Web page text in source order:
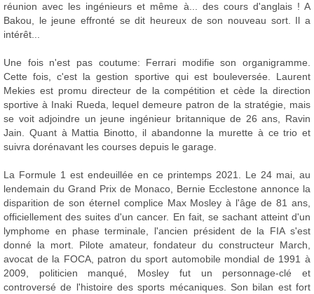
réunion avec les ingénieurs et même à... des cours d'anglais ! A
Bakou, le jeune effronté se dit heureux de son nouveau sort. Il a
intérêt...
Une fois n'est pas coutume: Ferrari modifie son organigramme.
Cette fois, c'est la gestion sportive qui est bouleversée. Laurent
Mekies est promu directeur de la compétition et cède la direction
sportive à Inaki Rueda, lequel demeure patron de la stratégie, mais
se voit adjoindre un jeune ingénieur britannique de 26 ans, Ravin
Jain. Quant à Mattia Binotto, il abandonne la murette à ce trio et
suivra dorénavant les courses depuis le garage.
La Formule 1 est endeuillée en ce printemps 2021. Le 24 mai, au
lendemain du Grand Prix de Monaco, Bernie Ecclestone annonce la
disparition de son éternel complice Max Mosley à l'âge de 81 ans,
officiellement des suites d'un cancer. En fait, se sachant atteint d'un
lymphome en phase terminale, l'ancien président de la FIA s'est
donné la mort. Pilote amateur, fondateur du constructeur March,
avocat de la FOCA, patron du sport automobile mondial de 1991 à
2009, politicien manqué, Mosley fut un personnage-clé et
controversé de l'histoire des sports mécaniques. Son bilan est fort